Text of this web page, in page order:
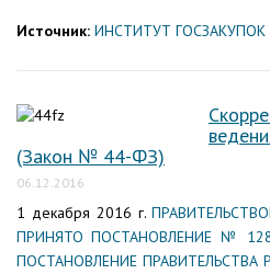
Источник: ИНСТИТУТ ГОСЗАКУПОК
(Закон № 44-ФЗ)
06.12.2016
1 декабря 2016 г.
ПРИНЯТО ПОСТАНОВЛЕНИЕ №
ПОСТАНОВЛЕНИЕ